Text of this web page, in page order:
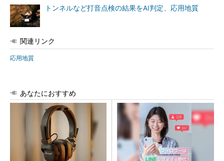
トンネルなど打音点検の結果をAI判定、応用地質
関連リンク
応用地質
あなたにおすすめ